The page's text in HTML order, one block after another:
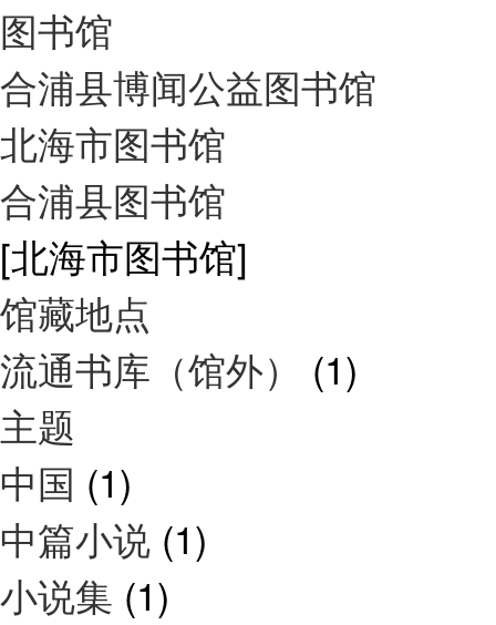
图书馆
合浦县博闻公益图书馆
北海市图书馆
合浦县图书馆
[北海市图书馆]
馆藏地点
流通书库（馆外） (1)
主题
中国 (1)
中篇小说 (1)
小说集 (1)